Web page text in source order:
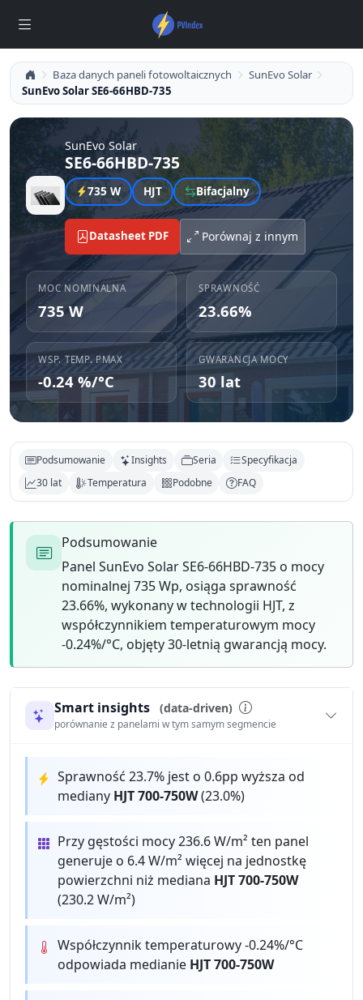
Baza danych paneli fotowoltaicznych
SunEvo Solar
SunEvo Solar SE6-66HBD-735
SunEvo Solar
SE6-66HBD-735
735 W HJT Bifacjalny
Datasheet PDF Porównaj z innym
MOC NOMINALNA
735 W
SPRAWNOŚĆ
23.66%
WSP. TEMP. PMAX
-0.24 %/°C
GWARANCJA MOCY
30 lat
Podsumowanie Insights Seria
Specyfikacja
30 lat
Temperatura Podobne FAQ
Podsumowanie
Panel SunEvo Solar SE6-66HBD-735 o mocy
nominalnej 735 Wp, osiąga sprawność
23.66%, wykonany w technologii HJT, z
współczynnikiem temperaturowym mocy
-0.24%/°C, objęty 30-letnią gwarancją mocy.
Smart insights (data-driven)
porównanie z panelami w tym samym segmencie
Sprawność 23.7% jest o 0.6pp wyższa od
mediany HJT 700-750W(23.0%)
Przy gęstości mocy 236.6 W/m² ten panel
generuje o 6.4 W/m² więcej na jednostkę
powierzchni niż mediana HJT 700-750W
(230.2 W/m²)
Współczynnik temperaturowy -0.24%/°C
odpowiada medianie HJT 700-750W